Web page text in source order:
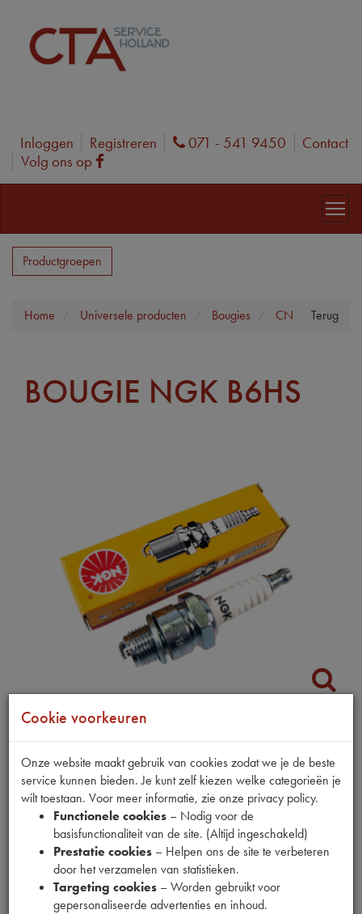
Inloggen Registreren Phone
071 - 541 9450
Contact
Volg ons op
Facebook
Productgroepen
Terug
Home Universele producten Bougies CN
BOUGIE NGK B6HS
Fabrikant
CN
Productnummer
1427150
5 32 (€4,40excl. btw)
Bestel
Cookie voorkeuren
Onze website maakt gebruik van cookies zodat we je de beste
service kunnen bieden. Je kunt zelf kiezen welke categorieën je
wilt toestaan. Voor meer informatie, zie onze privacy policy.
Functionele cookies – Nodig voor de
basisfunctionaliteit van de site. (Altijd ingeschakeld)
Prestatie cookies – Helpen ons de site te verbeteren
door het verzamelen van statistieken.
Targeting cookies – Worden gebruikt voor
gepersonaliseerde advertenties en inhoud.